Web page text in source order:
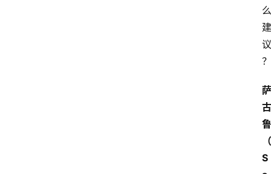
么
建
议
？
萨
古
鲁
（
S